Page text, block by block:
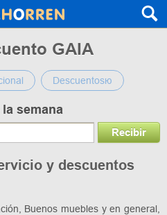
GAIA
Descuentosю
semana
Recibir
y descuentos
Buenos muebles y en general,